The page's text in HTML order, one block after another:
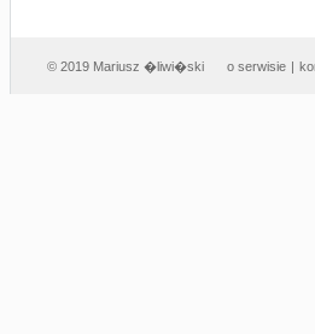
© 2019 Mariusz �liwi�ski o serwisie |